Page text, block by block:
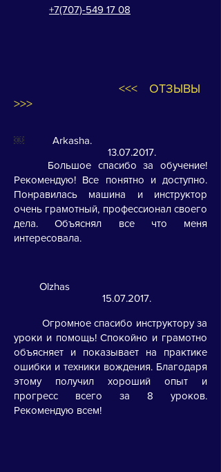
+7(707)-549 17 08
<<< ОТЗЫВЫ
>>>
￼ Arkasha.
13.07.2017.
Большое спасибо за обучение!
Рекомендую! Все понятно и доступно.
Понравилась машина и инструктор
очень грамотный, профессионал своего
дела. Объяснял все что меня
интересовала.
Olzhas
15.07.2017.
Огромное спасибо инструктору за
уроки и помощь! Спокойно и грамотно
объясняет и показывает на практике
ошибки и техники вождения. Благодаря
этому получил хороший опыт и
прогресс всего за 8 уроков.
Рекомендую всем!